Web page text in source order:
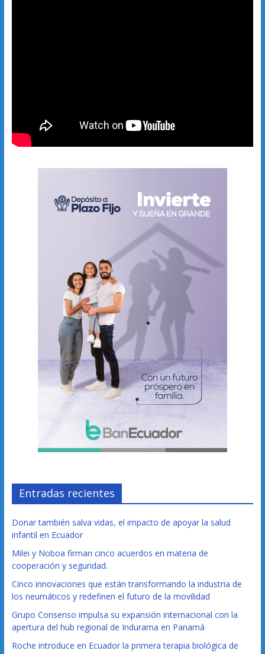
Entradas recientes
Donar también salva vidas, el impacto de apoyar la salud
infantil en Ecuador
Milei y Noboa firman cinco acuerdos en materia de
cooperación y seguridad.
Cinco innovaciones que están transformando la industria de
los neumáticos y redefinen el futuro de la movilidad
Grupo Consenso impulsa su expansión internacional con la
apertura del hub regional de Indurama en Panamá
Roche introduce en Ecuador la primera terapia biológica de